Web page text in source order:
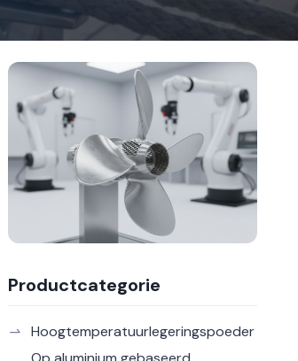
Productcategorie
Hoogtemperatuurlegeringspoeder